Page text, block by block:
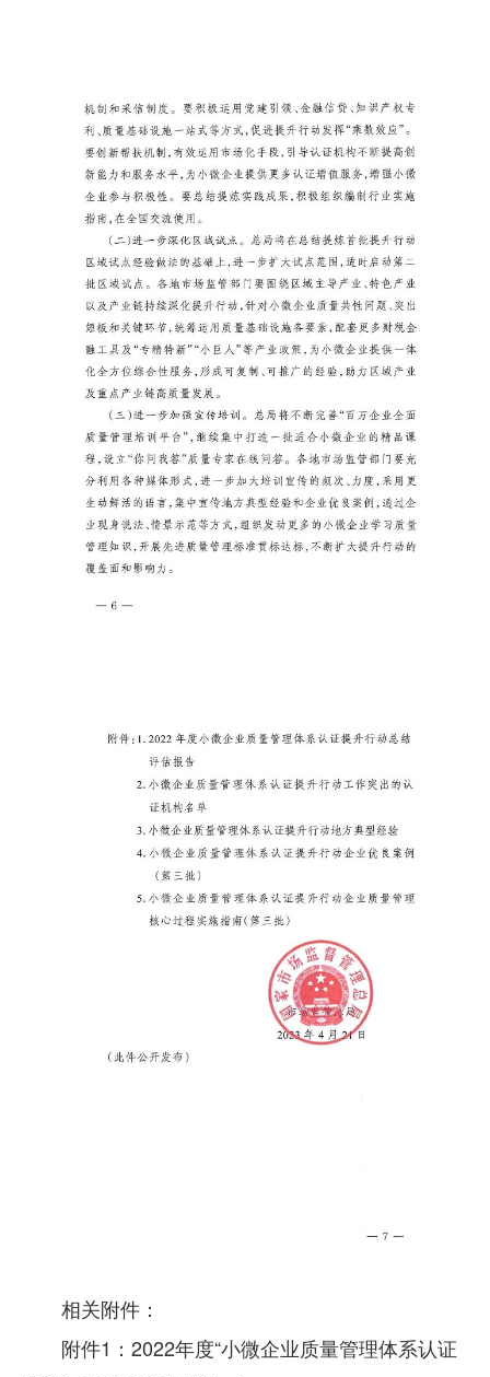
相关附件：
附件1：2022年度“小微企业质量管理体系认证